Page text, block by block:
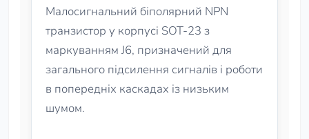
Малосигнальний біполярний NPN
транзистор у корпусі SOT-23 з
маркуванням J6, призначений для
загального підсилення сигналів і роботи
в попередніх каскадах із низьким
шумом.